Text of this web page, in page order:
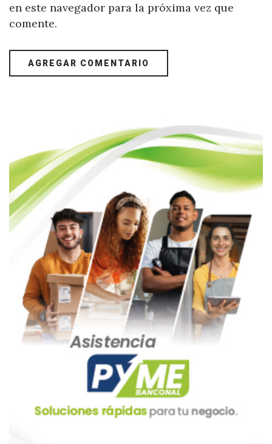
en este navegador para la próxima vez que
comente.